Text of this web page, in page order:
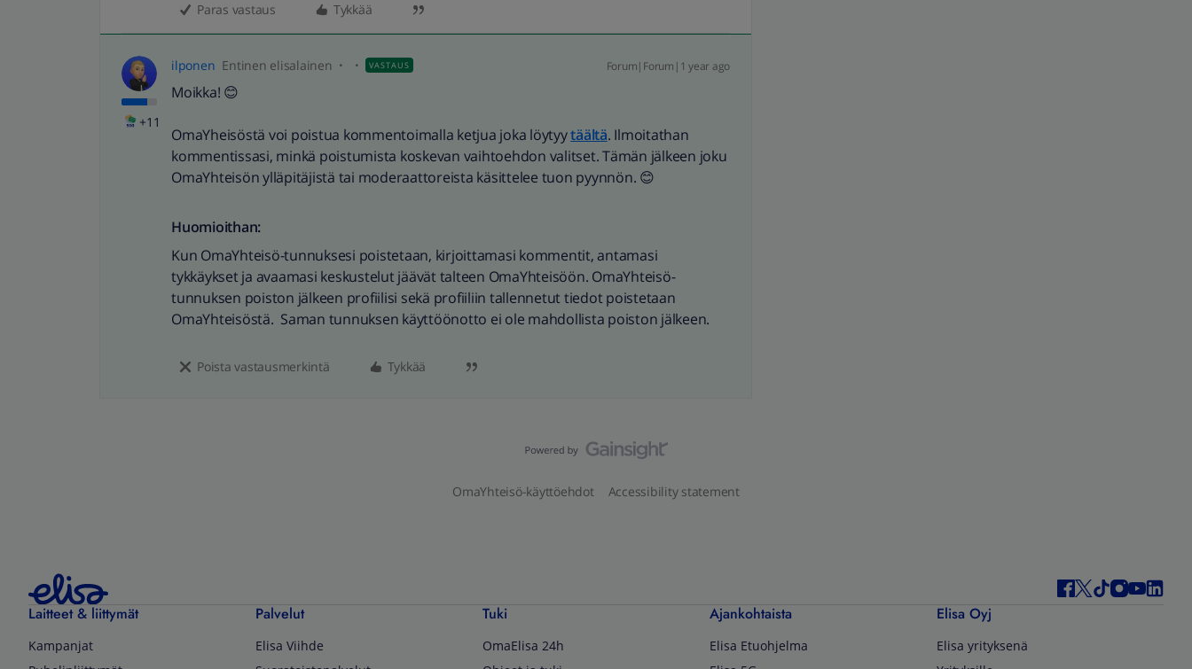
Paras vastaus
Tykkää
+11
ilponen Entinen elisalainen VASTAUS Forum|Forum|1 year ago
Moikka! 😊
OmaYheisöstä voi poistua kommentoimalla ketjua joka löytyytäältä. Ilmoitathan
kommentissasi, minkä poistumista koskevan vaihtoehdon valitset. Tämän jälkeen joku
OmaYhteisön ylläpitäjistä tai moderaattoreista käsittelee tuon pyynnön. 😊
Huomioithan:
Kun OmaYhteisö-tunnuksesi poistetaan, kirjoittamasi kommentit, antamasi
tykkäykset ja avaamasi keskustelut jäävät talteen OmaYhteisöön. OmaYhteisö-
tunnuksen poiston jälkeen profiilisi sekä profiiliin tallennetut tiedot poistetaan
OmaYhteisöstä. Saman tunnuksen käyttöönotto ei ole mahdollista poiston jälkeen.
Poista vastausmerkintä Tykkää
OmaYhteisö-käyttöehdot Accessibility statement
Laitteet & liittymät
Kampanjat
Palvelut
Elisa Viihde
Tuki
OmaElisa 24h
Ajankohtaista
Elisa Etuohjelma
Elisa Oyj
Elisa yrityksenä